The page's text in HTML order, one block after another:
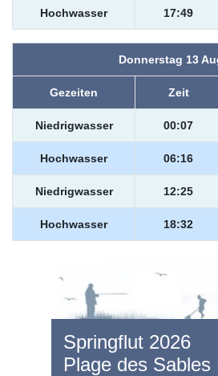
Hochwasser 17:49
Donnerstag 13
Gezeiten Zeit
Niedrigwasser 00:07
Hochwasser 06:16
Niedrigwasser 12:25
Hochwasser 18:32
Springflut 2026
Plage des Sables